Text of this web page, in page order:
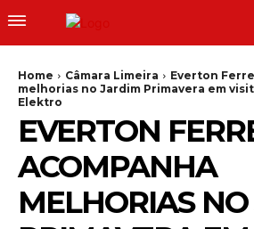
Home Câmara Limeira
Everton
melhorias no Jardim Primavera em
Elektro
EVERTON
ACOMPANHA
MELHORIAS